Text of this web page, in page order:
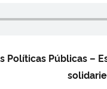
Políticas Públicas –